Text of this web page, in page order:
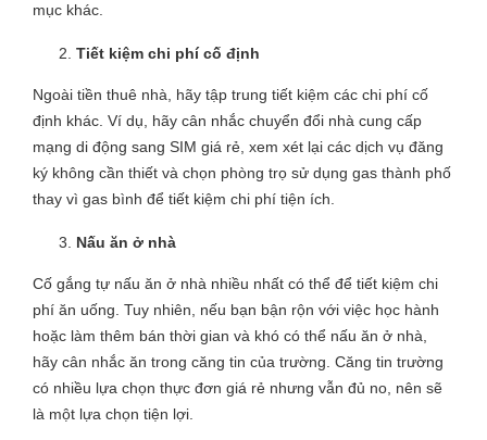
mục khác.
Tiết kiệm chi phí cố định
Ngoài tiền thuê nhà, hãy tập trung tiết kiệm các chi phí cố
định khác. Ví dụ, hãy cân nhắc chuyển đổi nhà cung cấp
mạng di động sang SIM giá rẻ, xem xét lại các dịch vụ đăng
ký không cần thiết và chọn phòng trọ sử dụng gas thành phố
thay vì gas bình để tiết kiệm chi phí tiện ích.
Nấu ăn ở nhà
Cố gắng tự nấu ăn ở nhà nhiều nhất có thể để tiết kiệm chi
phí ăn uống. Tuy nhiên, nếu bạn bận rộn với việc học hành
hoặc làm thêm bán thời gian và khó có thể nấu ăn ở nhà,
hãy cân nhắc ăn trong căng tin của trường. Căng tin trường
có nhiều lựa chọn thực đơn giá rẻ nhưng vẫn đủ no, nên sẽ
là một lựa chọn tiện lợi.